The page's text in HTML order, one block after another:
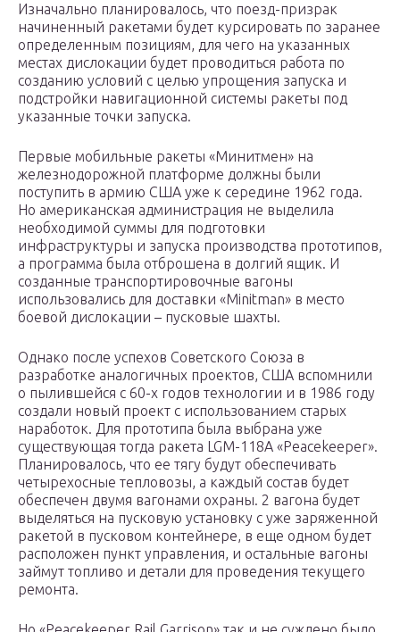
Изначально планировалось, что поезд-призрак
начиненный ракетами будет курсировать по заранее
определенным позициям, для чего на указанных
местах дислокации будет проводиться работа по
созданию условий с целью упрощения запуска и
подстройки навигационной системы ракеты под
указанные точки запуска.
Первые мобильные ракеты «Минитмен» на
железнодорожной платформе должны были
поступить в армию США уже к середине 1962 года.
Но американская администрация не выделила
необходимой суммы для подготовки
инфраструктуры и запуска производства прототипов,
а программа была отброшена в долгий ящик. И
созданные транспортировочные вагоны
использовались для доставки «Minitman» в место
боевой дислокации – пусковые шахты.
Однако после успехов Советского Союза в
разработке аналогичных проектов, США вспомнили
о пылившейся с 60-х годов технологии и в 1986 году
создали новый проект с использованием старых
наработок. Для прототипа была выбрана уже
существующая тогда ракета LGM-118A «Peacekeeper».
Планировалось, что ее тягу будут обеспечивать
четырехосные тепловозы, а каждый состав будет
обеспечен двумя вагонами охраны. 2 вагона будет
выделяться на пусковую установку с уже заряженной
ракетой в пусковом контейнере, в еще одном будет
расположен пункт управления, и остальные вагоны
займут топливо и детали для проведения текущего
ремонта.